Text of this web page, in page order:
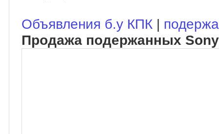
Объявления б.у КПК |
Продажа подержанных